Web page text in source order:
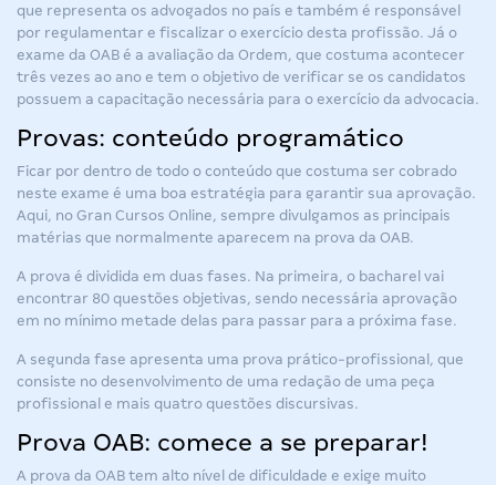
que representa os advogados no país e também é responsável
por regulamentar e fiscalizar o exercício desta profissão. Já o
exame da OAB é a avaliação da Ordem, que costuma acontecer
três vezes ao ano e tem o objetivo de verificar se os candidatos
possuem a capacitação necessária para o exercício da advocacia.
Provas: conteúdo programático
Ficar por dentro de todo o conteúdo que costuma ser cobrado
neste exame é uma boa estratégia para garantir sua aprovação.
Aqui, no Gran Cursos Online, sempre divulgamos as principais
matérias que normalmente aparecem na prova da OAB.
A prova é dividida em duas fases. Na primeira, o bacharel vai
encontrar 80 questões objetivas, sendo necessária aprovação
em no mínimo metade delas para passar para a próxima fase.
A segunda fase apresenta uma prova prático-profissional, que
consiste no desenvolvimento de uma redação de uma peça
profissional e mais quatro questões discursivas.
Prova OAB: comece a se preparar!
A prova da OAB tem alto nível de dificuldade e exige muito